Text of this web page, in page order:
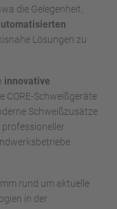
die Gelegenheit,
Lösungen zu
innovative
CORE-Schweißgeräte
Schweißzusätze
rund um aktuelle
in der